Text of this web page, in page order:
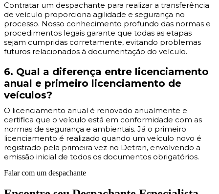
Contratar um despachante para realizar a transferência
de veículo proporciona agilidade e segurança no
processo. Nosso conhecimento profundo das normas e
procedimentos legais garante que todas as etapas
sejam cumpridas corretamente, evitando problemas
futuros relacionados à documentação do veículo.
6. Qual a diferença entre licenciamento
anual e primeiro licenciamento de
veículos?
O licenciamento anual é renovado anualmente e
certifica que o veículo está em conformidade com as
normas de segurança e ambientais. Já o primeiro
licenciamento é realizado quando um veículo novo é
registrado pela primeira vez no Detran, envolvendo a
emissão inicial de todos os documentos obrigatórios.
Falar com um despachante